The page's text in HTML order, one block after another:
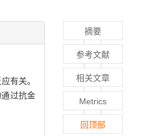
有关。
过抗金
摘要
参考文献
相关文章
Metrics
回顶部